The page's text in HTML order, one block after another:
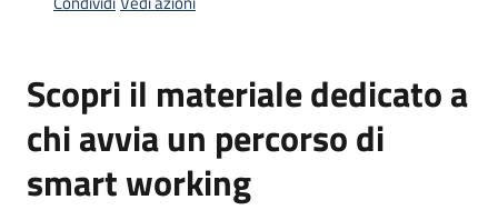
di
smart
working
Progetto
Scopri il materiale dedicato a
chi avvia un percorso di
smart working